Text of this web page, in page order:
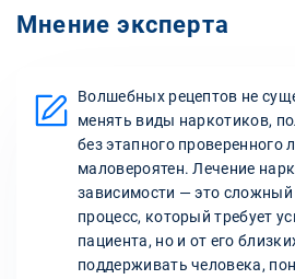
Мнение эксперта
Волшебных рецептов не
менять виды наркотиков,
без этапного проверенного
маловероятен. Лечение
зависимости — это
процесс, который требует
пациента, но и от его
поддерживать человека,